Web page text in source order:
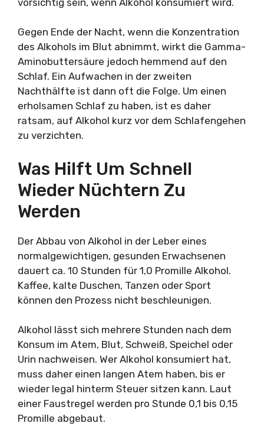
Gegen Ende der Nacht, wenn die Konzentration
des Alkohols im Blut abnimmt, wirkt die Gamma-
Aminobuttersäure jedoch hemmend auf den
Schlaf. Ein Aufwachen in der zweiten
Nachthälfte ist dann oft die Folge. Um einen
erholsamen Schlaf zu haben, ist es daher
ratsam, auf Alkohol kurz vor dem Schlafengehen
zu verzichten.
Was Hilft Um Schnell
Wieder Nüchtern Zu
Werden
Der Abbau von Alkohol in der Leber eines
normalgewichtigen, gesunden Erwachsenen
dauert ca. 10 Stunden für 1,0 Promille Alkohol.
Kaffee, kalte Duschen, Tanzen oder Sport
können den Prozess nicht beschleunigen.
Alkohol lässt sich mehrere Stunden nach dem
Konsum im Atem, Blut, Schweiß, Speichel oder
Urin nachweisen. Wer Alkohol konsumiert hat,
muss daher einen langen Atem haben, bis er
wieder legal hinterm Steuer sitzen kann. Laut
einer Faustregel werden pro Stunde 0,1 bis 0,15
Promille abgebaut.